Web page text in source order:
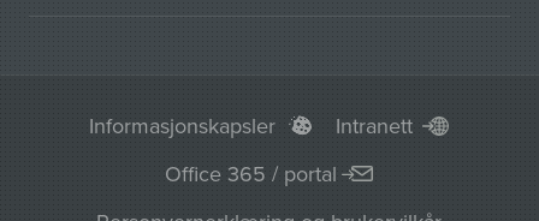
Informasjonskapsler
Intranett
Office 365 / portal